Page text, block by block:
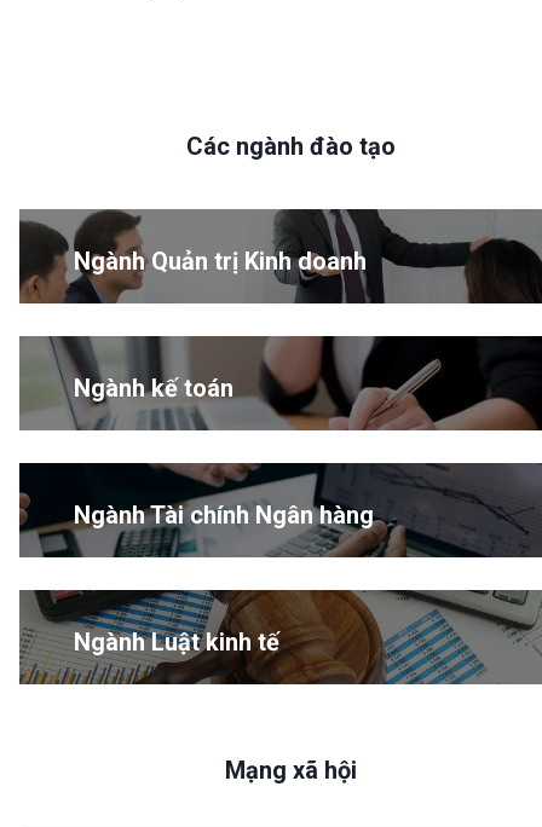
Các ngành đào tạo
Ngành Quản trị Kinh doanh
Ngành kế toán
Ngành Tài chính Ngân hàng
Ngành Luật kinh tế
Mạng xã hội